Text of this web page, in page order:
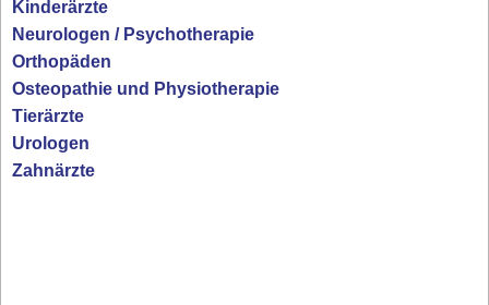
Kinderärzte
Neurologen / Psychotherapie
Orthopäden
Osteopathie und Physiotherapie
Tierärzte
Urologen
Zahnärzte